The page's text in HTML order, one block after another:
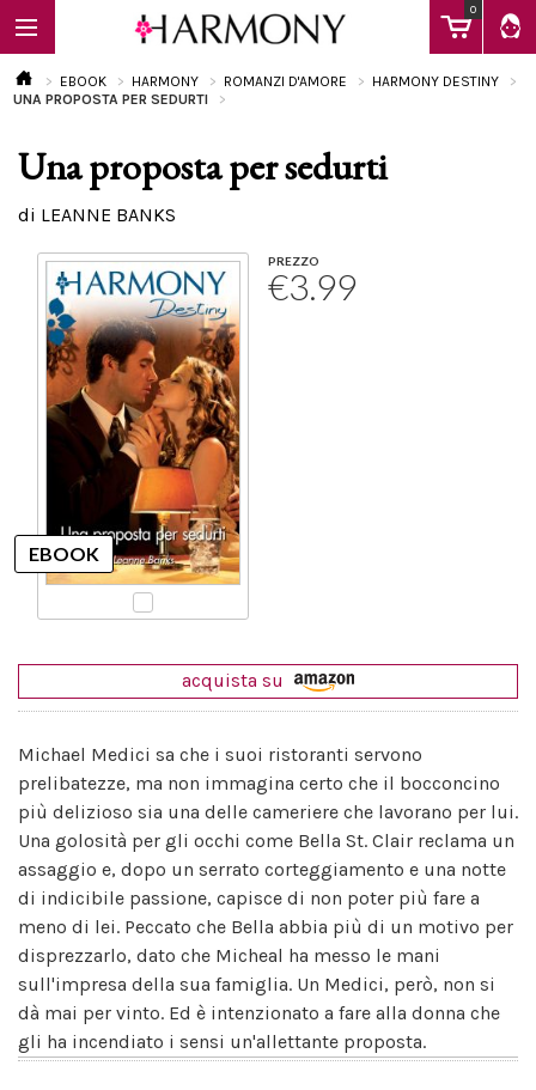
0
EBOOK
Calendario
EBOOK HARMONY ROMANZI D'AMORE
HARMONY DESTINY
UNA PROPOSTA PER SEDURTI
Una proposta per sedurti
di LEANNE BANKS
PREZZO
€3.99
acquista su
Michael Medici sa che i suoi ristoranti servono
prelibatezze, ma non immagina certo che il bocconcino
più delizioso sia una delle cameriere che lavorano per lui.
Una golosità per gli occhi come Bella St. Clair reclama un
assaggio e, dopo un serrato corteggiamento e una notte
di indicibile passione, capisce di non poter più fare a
meno di lei. Peccato che Bella abbia più di un motivo per
disprezzarlo, dato che Micheal ha messo le mani
sull'impresa della sua famiglia. Un Medici, però, non si
dà mai per vinto. Ed è intenzionato a fare alla donna che
gli ha incendiato i sensi un'allettante proposta.